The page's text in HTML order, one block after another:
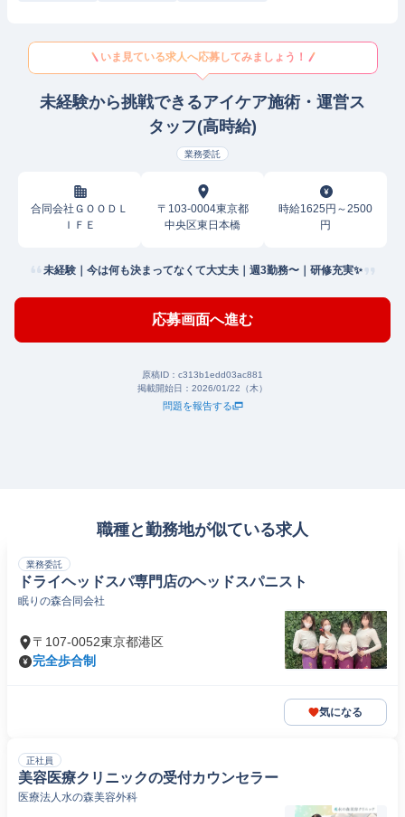
いま見ている求人へ応募してみましょう！
未経験から挑戦できるアイケア施術・運営ス
タッフ(高時給)
業務委託
合同会社ＧＯＯＤＬ
ＩＦＥ
〒103-0004東京都
中央区東日本橋
時給1625円～2500
円
未経験｜今は何も決まってなくて大丈夫｜週3勤務〜｜研修充実✨
応募画面へ進む
原稿ID： c313b1edd03ac881
掲載開始日： 2026/01/22（木）
問題を報告する
職種と勤務地が似ている求人
業務委託
ドライヘッドスパ専門店のヘッドスパニスト
眠りの森合同会社
〒107-0052東京都港区
完全歩合制
気になる
正社員
美容医療クリニックの受付カウンセラー
医療法人水の森美容外科